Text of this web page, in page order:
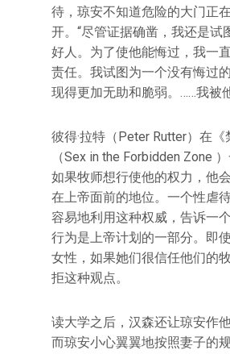
待，琼安不知道危险的大门正
开。“尽管证据确凿，我还是试
好人。为了使他能悔过，我一
责任。我试图为一个没有悔过
现得更加无助和脆弱。……我被
彼得·拉特（Peter Rutter）在《
（Sex in the Forbidden Zone
如果牧师想行使他的权力，他
在上帝面前的地位。一个性虐
容易地利用这种权威，告诉一
行为是上帝计划的一部分。即
女性，如果她们很信任他们的
拒这种观点。
读大学之后，汉森还让琼安作
而琼安小心翼翼地按照妻子的